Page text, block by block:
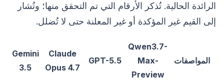
الرائدة الحالية. تُذكر الأرقام التي تم التحقق منها؛ وتُشار
إلى القيم غير المؤكدة أو غير المعلنة حتى لا تُضلل.
المواصفات
Qwen3.7-
Max-
Preview
GPT-5.5
Claude
Opus 4.7
Gemini
3.5